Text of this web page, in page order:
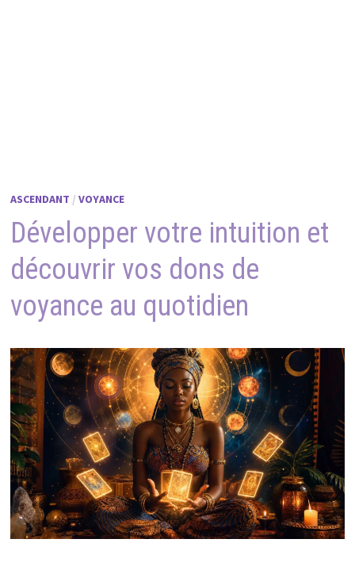
ASCENDANT / VOYANCE
Développer votre intuition et
découvrir vos dons de
voyance au quotidien